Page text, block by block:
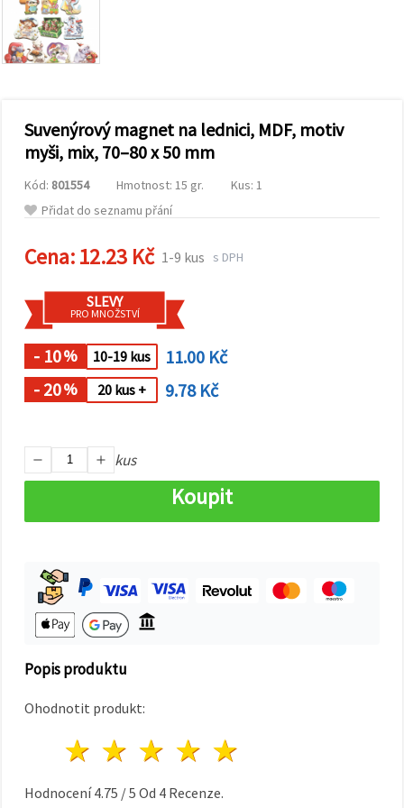
obsah a
reklamu, a
to i s
pomocí
našich
marketing.
souhlasit s
všech
cookies
kliknutím
vše!" Nebo
uvést své
preference v
Nastavení
výběrem
daného
cookies a
kliknutím
na tlačítko
Přijmout
Nastavení
Suvenýrový magnet na lednici, MDF, motiv
myši, mix, 70–80 x 50 mm
Kód: 801554 Hmotnost: 15 gr.
Kus: 1
Přidat do seznamu přání
Cena:12.23 Kč 1-9 kus s DPH
SLEVY
PRO MNOŽSTVÍ
- 10% 10-19 kus
11.00 Kč
- 20% 20 kus + 9.78 Kč
kus
Koupit
Popis produktu
Ohodnotit produkt:
4 hvězdy
3 hvězdy
2 hvězdy
1 hvězda
Hodnocení4.75 /5 Od 4 Recenze.